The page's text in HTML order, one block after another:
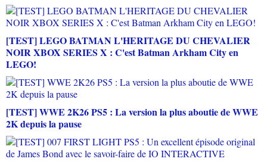
[TEST] LEGO BATMAN L'HERITAGE DU CHEVALIER
NOIR XBOX SERIES X : C'est Batman Arkham City en
LEGO!
[TEST] WWE 2K26 PS5 : La version la plus aboutie de WWE
2K depuis la pause